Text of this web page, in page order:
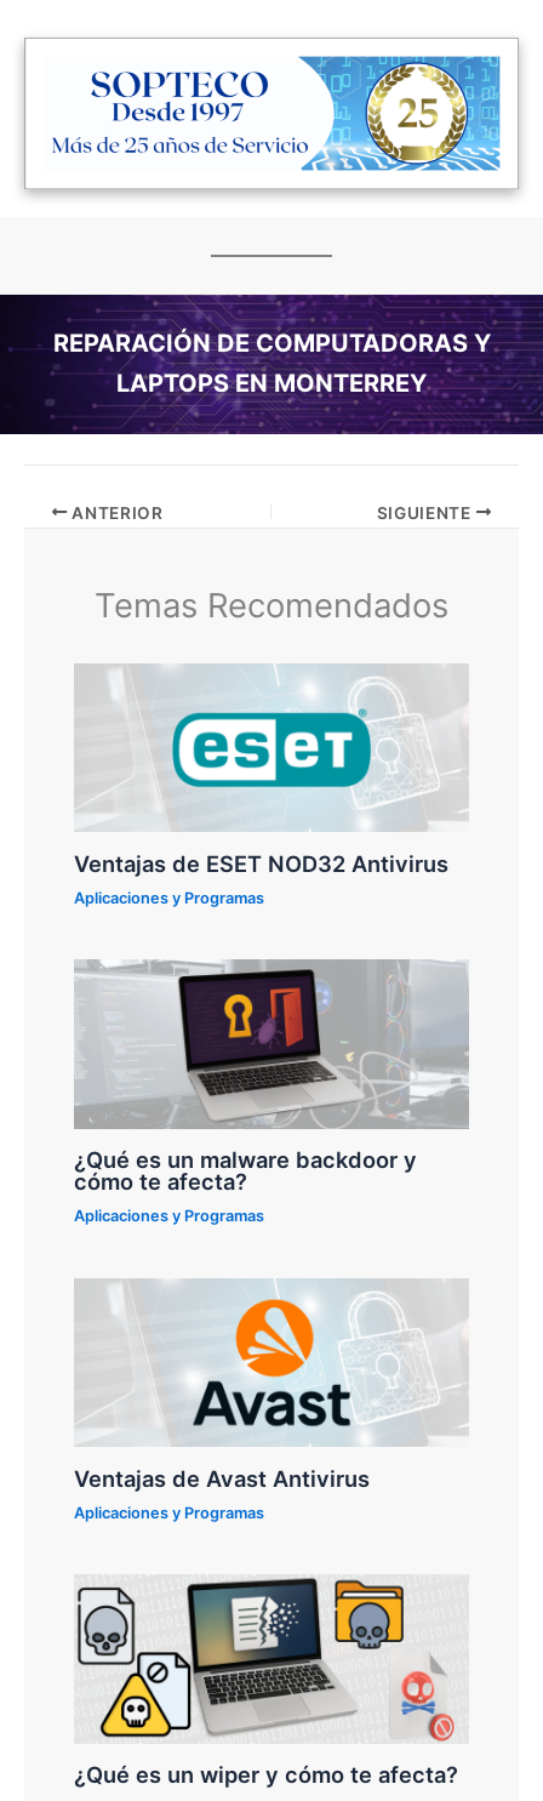
REPARACIÓN DE COMPUTADORAS Y
LAPTOPS EN MONTERREY
ANTERIOR SIGUIENTE
Temas Recomendados
Ventajas de ESET NOD32 Antivirus
Aplicaciones y Programas
¿Qué es un malware backdoor y
cómo te afecta?
Aplicaciones y Programas
Ventajas de Avast Antivirus
Aplicaciones y Programas
¿Qué es un wiper y cómo te afecta?